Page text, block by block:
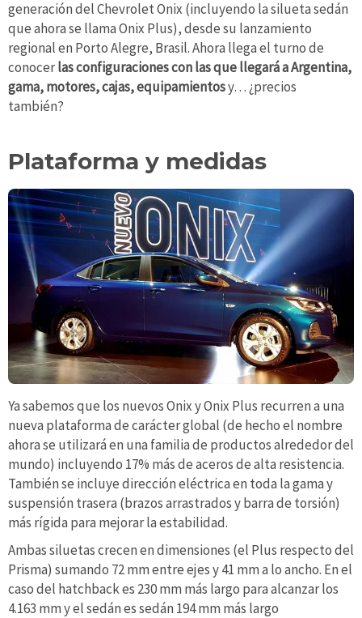
generación del Chevrolet Onix (incluyendo la silueta sedán
que ahora se llama Onix Plus), desde su lanzamiento
regional en Porto Alegre, Brasil. Ahora llega el turno de
conocerlas configuraciones con las que llegará a Argentina,
gama, motores, cajas, equipamientosy… ¿precios
también?
Plataforma y medidas
Ya sabemos que los nuevos Onix y Onix Plus recurren a una
nueva plataforma de carácter global (de hecho el nombre
ahora se utilizará en una familia de productos alrededor del
mundo) incluyendo 17% más de aceros de alta resistencia.
También se incluye dirección eléctrica en toda la gama y
suspensión trasera (brazos arrastrados y barra de torsión)
más rígida para mejorar la estabilidad.
Ambas siluetas crecen en dimensiones (el Plus respecto del
Prisma) sumando 72 mm entre ejes y 41 mm a lo ancho. En el
caso del hatchback es 230 mm más largo para alcanzar los
4.163 mm y el sedán es sedán 194 mm más largo